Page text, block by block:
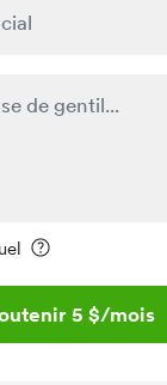
5 $/mois